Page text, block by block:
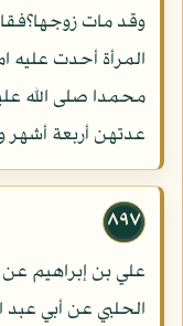
وقد مات
المرأة أحدت عليه
محمدا صلى الله
عدتهن أربعة أشهر
٨٩٧
علي بن إبراهيم
الحلبي عن أبي عبد